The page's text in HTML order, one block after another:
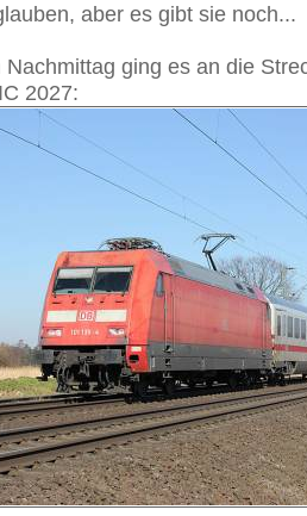
aber es gibt sie noch...
Nachmittag ging es an die
2027: